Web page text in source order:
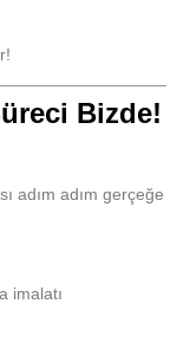
Bizde!
adım adım gerçeğe
imalatı